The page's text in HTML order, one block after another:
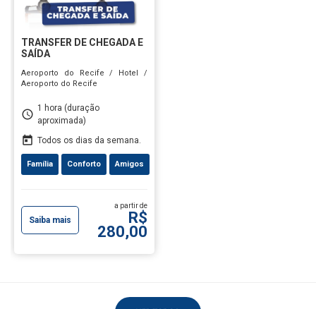
TRANSFER DE CHEGADA E
SAÍDA
Aeroporto do Recife / Hotel /
Aeroporto do Recife
schedule 1 hora (duração
aproximada)
today Todos os dias da semana.
Família Conforto Amigos
Saiba mais
a partir de
R$
280,00